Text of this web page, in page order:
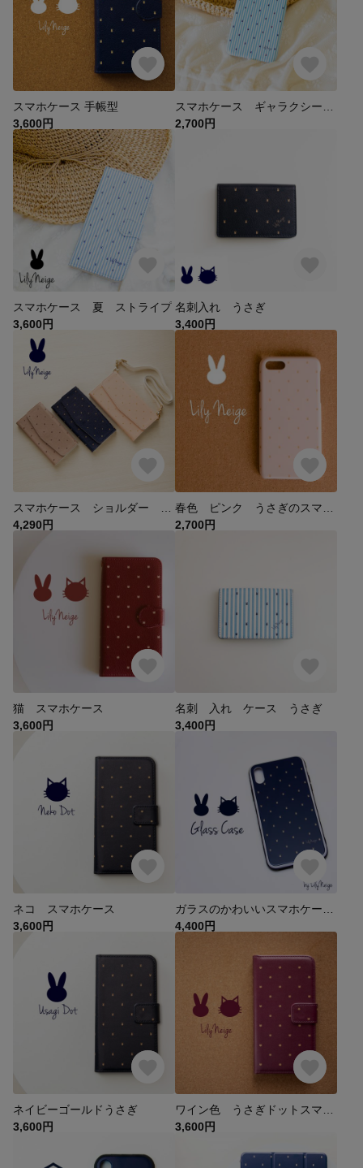
スマホケース 手帳型
3,600円
2,700円
スマホケース 夏 ストライプ
3,600円
名刺入れ うさぎ
3,400円
4,290円
2,700円
猫 スマホケース
3,600円
名刺 入れ ケース うさぎ
3,400円
ネコ スマホケース
3,600円
4,400円
ネイビーゴールドうさぎ
3,600円
3,600円